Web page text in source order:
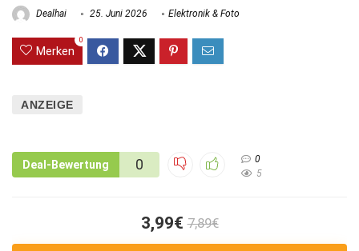
Dealhai 25. Juni 2026 Elektronik & Foto
Merken
0
ANZEIGE
Deal-Bewertung 0
0
5
3,99€ 7,89€